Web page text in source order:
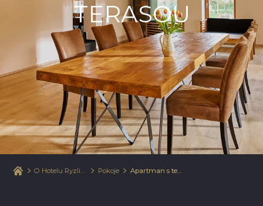
TERASOU
O Hotelu Ryzlink Pokoje Apartman s terasou